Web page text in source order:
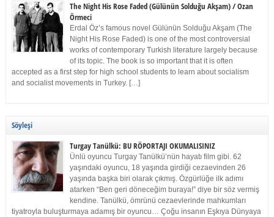
The Night His Rose Faded (Gülünün Solduğu Akşam) / Ozan
Örmeci
Erdal Öz’s famous novel Gülünün Solduğu Akşam (The
Night His Rose Faded) is one of the most controversial
works of contemporary Turkish literature largely because
of its topic. The book is so important that it is often
accepted as a first step for high school students to learn about socialism
and socialist movements in Turkey. […]
Söyleşi
Turgay Tanülkü: BU RÖPORTAJI OKUMALISINIZ
Ünlü oyuncu Turgay Tanülkü’nün hayatı film gibi. 62
yaşındaki oyuncu, 18 yaşında girdiği cezaevinden 26
yaşında başka biri olarak çıkmış. Özgürlüğe ilk adımı
atarken “Ben geri döneceğim buraya!” diye bir söz vermiş
kendine. Tanülkü, ömrünü cezaevlerinde mahkumları
tiyatroyla buluşturmaya adamış bir oyuncu… Çoğu insanın Eşkıya Dünyaya